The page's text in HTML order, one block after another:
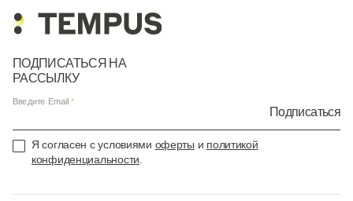
ПОДПИСАТЬСЯ НА
РАССЫЛКУ
Введите Email
Подписаться
Я согласен с условиями оферты и политикой
конфиденциальности.